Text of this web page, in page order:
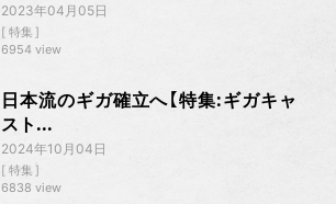
2023年04月05日
特集
6954 view
日本流のギガ確立へ【特集:ギガキャ
スト...
2024年10月04日
特集
6838 view